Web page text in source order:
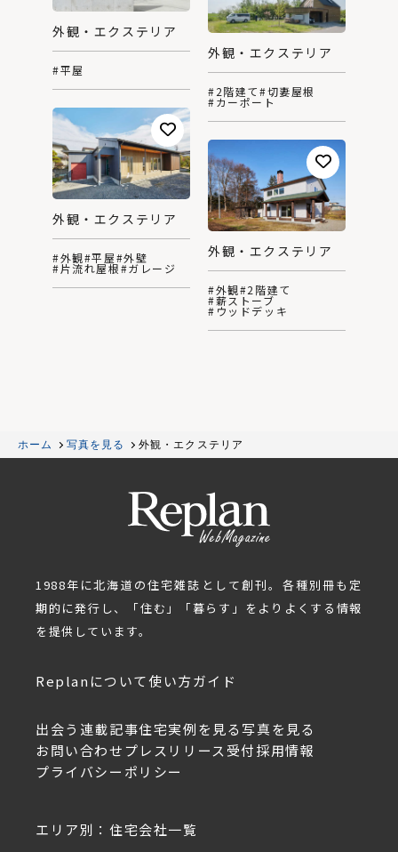
外観・エクステリア
#平屋
外観・エクステリア
#2階建て#切妻屋根
#カーポート
外観・エクステリア
#外観#平屋#外壁
#片流れ屋根#ガレージ
外観・エクステリア
#外観#2階建て
#薪ストーブ
#ウッドデッキ
ホーム 写真を見る 外観・エクステリア
1988年に北海道の住宅雑誌として創刊。各種別冊も定
期的に発行し、「住む」「暮らす」をよりよくする情報
を提供しています。
Replanについて使い方ガイド
出会う 連載記事住宅実例を見る写真を見る
お問い合わせ プレスリリース受付採用情報
プライバシーポリシー
エリア別：住宅会社一覧